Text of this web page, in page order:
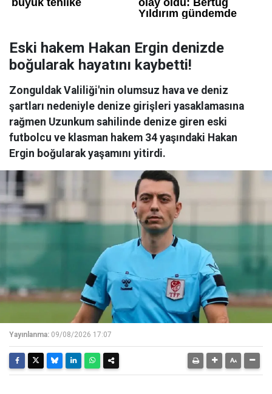
Eski hakem Hakan Ergin denizde
boğularak hayatını kaybetti!
Zonguldak Valiliği'nin olumsuz hava ve deniz
şartları nedeniyle denize girişleri yasaklamasına
rağmen Uzunkum sahilinde denize giren eski
futbolcu ve klasman hakem 34 yaşındaki Hakan
Ergin boğularak yaşamını yitirdi.
Yayınlanma: 09/08/2026 17:07